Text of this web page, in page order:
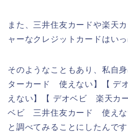
また、三井住友カードや楽天
ャーなクレジットカードはい
そのようなこともあり、私自
ターカード 使えない】【
えない】【 デオベビ 楽天カ
ベビ 三井住友カード 使えな
と調べてみることにしたんです